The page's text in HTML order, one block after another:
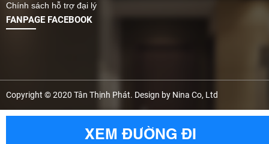
Chính sách hỗ trợ đại lý
FANPAGE FACEBOOK
Copyright © 2020 Tân Thịnh Phát. Design by Nina Co, Ltd
XEM ĐƯỜNG ĐI